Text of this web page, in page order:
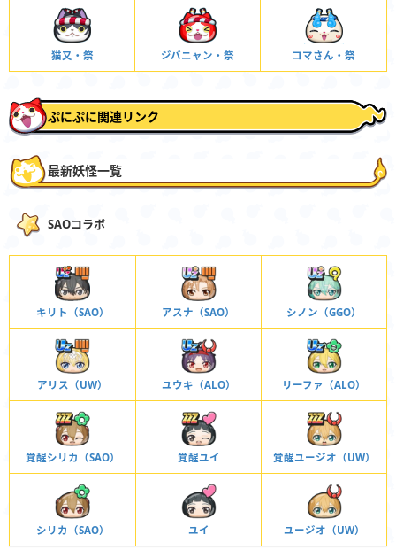
猫又・祭 ジバニャン・祭 コマさん・祭
ぷにぷに関連リンク
最新妖怪一覧
SAOコラボ
キリト（SAO） アスナ（SAO） シノン（GGO）
アリス（UW） ユウキ（ALO） リーファ（ALO）
覚醒シリカ（SAO） 覚醒ユイ 覚醒ユージオ（UW）
シリカ（SAO） ユイ ユージオ（UW）